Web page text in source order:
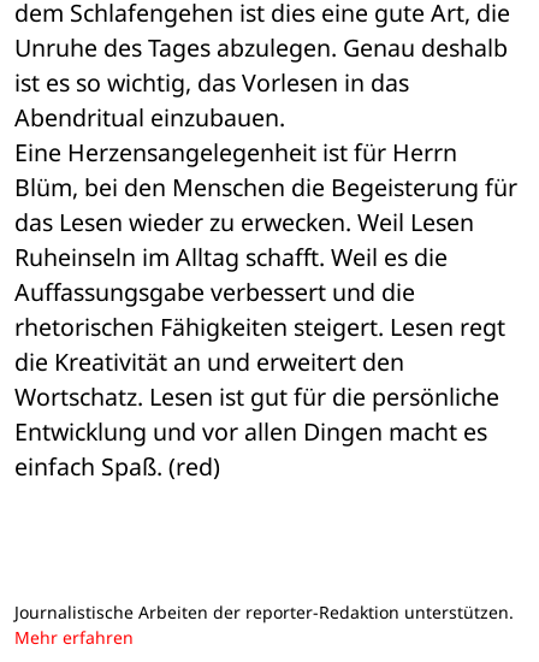
dem Schlafengehen ist dies eine gute Art, die
Unruhe des Tages abzulegen. Genau deshalb
ist es so wichtig, das Vorlesen in das
Abendritual einzubauen.
Eine Herzensangelegenheit ist für Herrn
Blüm, bei den Menschen die Begeisterung für
das Lesen wieder zu erwecken. Weil Lesen
Ruheinseln im Alltag schafft. Weil es die
Auffassungsgabe verbessert und die
rhetorischen Fähigkeiten steigert. Lesen regt
die Kreativität an und erweitert den
Wortschatz. Lesen ist gut für die persönliche
Entwicklung und vor allen Dingen macht es
einfach Spaß. (red)
Journalistische Arbeiten der reporter-Redaktion unterstützen.
Mehr erfahren